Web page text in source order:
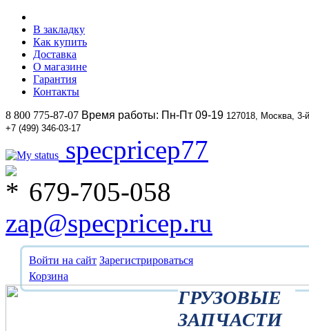
В закладку
Как купить
Доставка
О магазине
Гарантия
Контакты
8 800 775-87-07 Время работы: Пн-Пт 09-19 127018, Москва,
+7 (499) 346-03-17
specpricep77
679-705-058
zap@specpricep.ru
Войти на сайт Зарегистрироваться
Корзина
ГРУЗОВЫЕ
ЗАПЧАСТИ